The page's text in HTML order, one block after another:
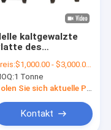
kaltgewalzte
des
der Stärke-
SS
$1,000.00 - $3,000.00/Tons
1 Tonne
Holen Sie sich aktuelle Preis
Kontakt